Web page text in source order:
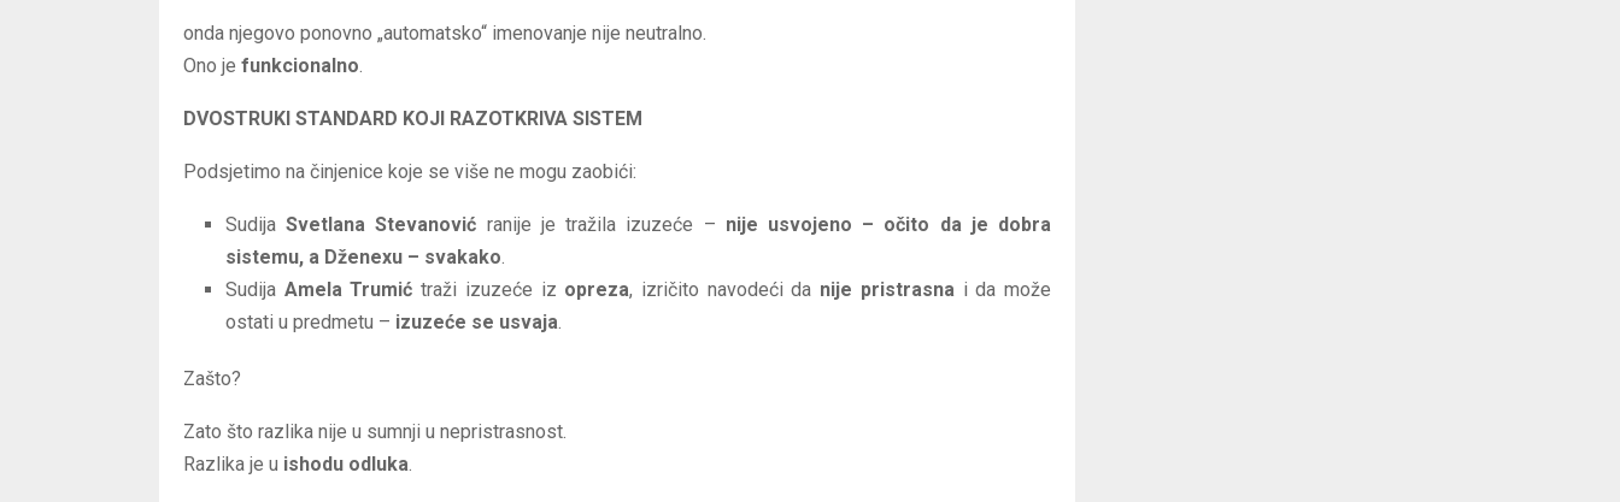
onda njegovo ponovno „automatsko“ imenovanje nije neutralno.
Ono je funkcionalno.
DVOSTRUKI STANDARD KOJI RAZOTKRIVA SISTEM
Podsjetimo na činjenice koje se više ne mogu zaobići:
SudijaSvetlana Stevanović ranije je tražila izuzeće – nije usvojeno – očito da je dobra
sistemu, a Dženexu – svakako.
Sudija Amela Trumić traži izuzeće iz opreza, izričito navodeći da nije pristrasnai da može
ostati u predmetu – izuzeće se usvaja.
Zašto?
Zato što razlika nije u sumnji u nepristrasnost.
Razlika je u ishodu odluka.